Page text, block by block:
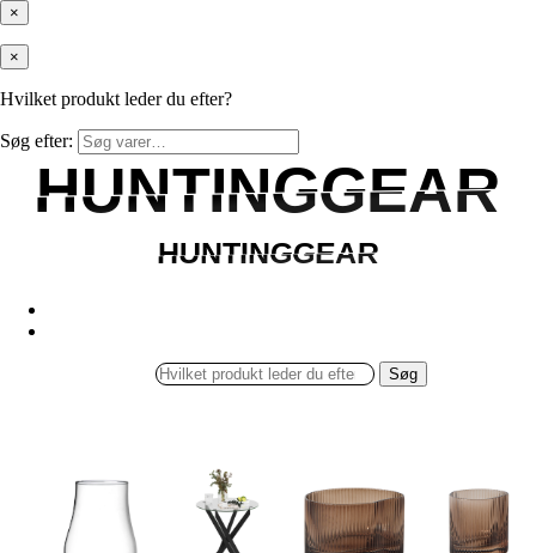
×
×
Hvilket produkt leder du efter?
Søg efter:
HUNTINGGEAR
HUNTINGGEAR
HUNTINGGEAR
HUNTINGGEAR
Søg